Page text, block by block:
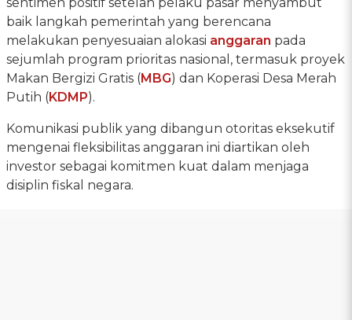
baik langkah pemerintah yang berencana
melakukan penyesuaian alokasi anggaran pada
sejumlah program prioritas nasional, termasuk proyek
Makan Bergizi Gratis (MBG) dan Koperasi Desa Merah
Putih (KDMP).
Komunikasi publik yang dibangun otoritas eksekutif
mengenai fleksibilitas anggaran ini diartikan oleh
investor sebagai komitmen kuat dalam menjaga
disiplin fiskal negara.